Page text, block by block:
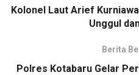
Kolonel Laut Arief
Unggul
Berita
Polres Kotabaru Gelar